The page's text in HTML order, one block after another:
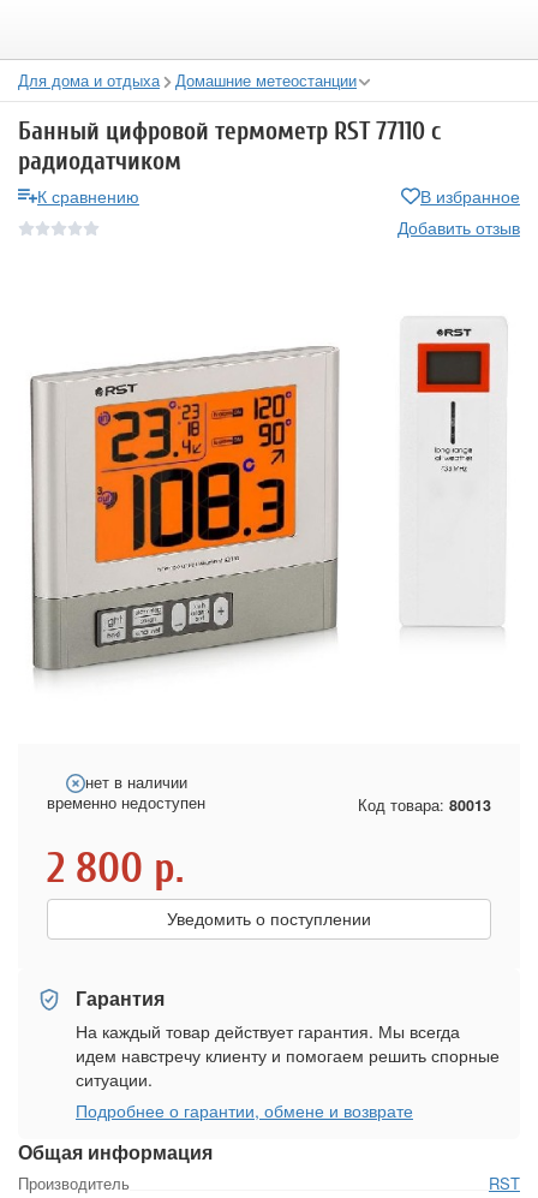
Для дома и отдыха Домашние метеостанции
Банный цифровой термометр RST 77110 с
радиодатчиком
К сравнению
В избранное
Добавить отзыв
Общая информация
Производитель
RST
нет в наличии
временно недоступен
Код товара: 80013
2 800 р.
Уведомить о поступлении
Гарантия
На каждый товар действует гарантия. Мы всегда
идем навстречу клиенту и помогаем решить спорные
ситуации.
Подробнее о гарантии, обмене и возврате